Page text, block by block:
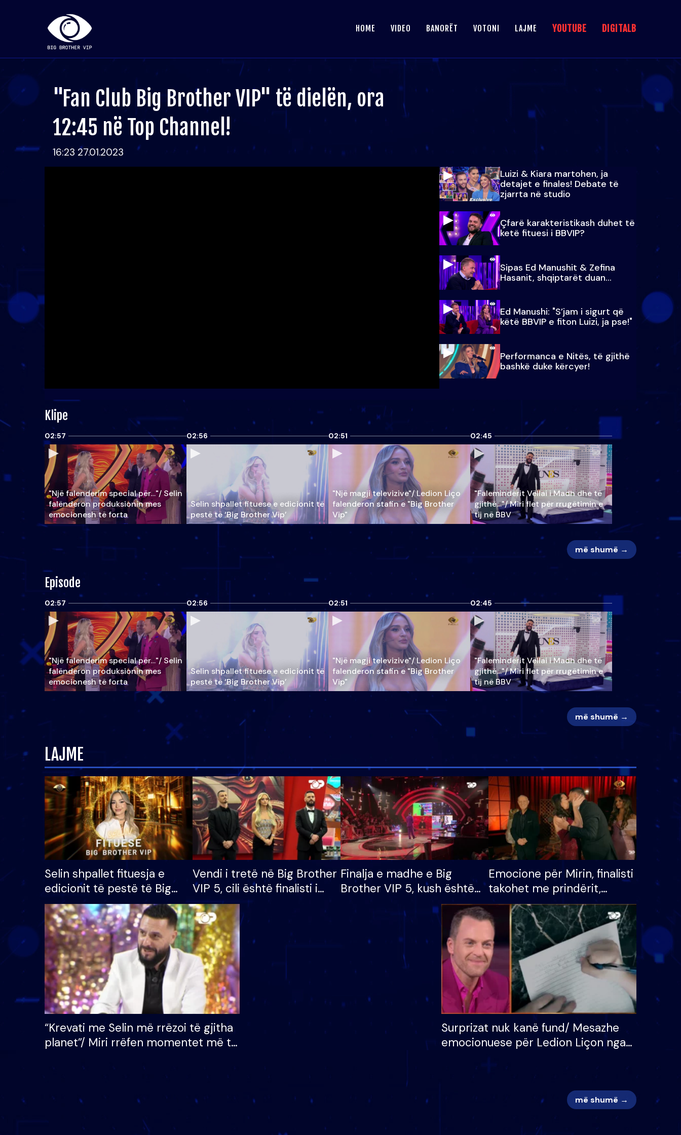
HOME VIDEO BANORËT VOTONI LAJME YOUTUBE DIGITALB
"Fan Club Big Brother VIP" të dielën, ora
12:45 në Top Channel!
16:23 27.01.2023
Luizi & Kiara martohen, ja
detajet e finales! Debate të
zjarrta në studio
Çfarë karakteristikash duhet të
ketë fituesi i BBVIP?
Sipas Ed Manushit & Zefina
Hasanit, shqiptarët duan...
Ed Manushi: "S’jam i sigurt që
këtë BBVIP e fiton Luizi, ja pse!"
Performanca e Nitës, të gjithë
bashkë duke kërcyer!
Klipe
02:57
"Një falenderim special për…"/ Selin
falënderon produksionin mes
emocionesh të forta
02:56
Selin shpallet fituese e edicionit të
pestë të ‘Big Brother Vip’
02:51
"Një magji televizive"/ Ledion Liço
falenderon stafin e "Big Brother
Vip"
02:45
"Faleminderit Vëllai i Madh dhe të
gjithë…"/ Miri flet për rrugëtimin e
tij në BBV
më shumë →
Episode
02:57
"Një falenderim special për…"/ Selin
falënderon produksionin mes
emocionesh të forta
02:56
Selin shpallet fituese e edicionit të
pestë të ‘Big Brother Vip’
02:51
"Një magji televizive"/ Ledion Liço
falenderon stafin e "Big Brother
Vip"
02:45
"Faleminderit Vëllai i Madh dhe të
gjithë…"/ Miri flet për rrugëtimin e
tij në BBV
më shumë →
LAJME
Selin shpallet fituesja e
edicionit të pestë të Big
Brother VIP, rrëmben
çmimin e madh prej 100
mijë eurosh
Vendi i tretë në Big Brother
VIP 5, cili është finalisti i
radhës që lë shtëpinë
Finalja e madhe e Big
Brother VIP 5, kush është
banori i parë që lë shtëpinë
dhe humb mundësinë për
të fituar çmimin e madh
Emocione për Mirin, finalisti
takohet me prindërit,
vajzën dhe bashkëshorten:
S’kemi ndonjë letër divorci
apo jo?
“Krevati me Selin më rrëzoi të gjitha
planet”/ Miri rrëfen momentet më të
mungojë zilja e mëngjesit kur…
Surprizat nuk kanë fund/ Mesazhe
emocionuese për Ledion Liçon nga
më shumë →